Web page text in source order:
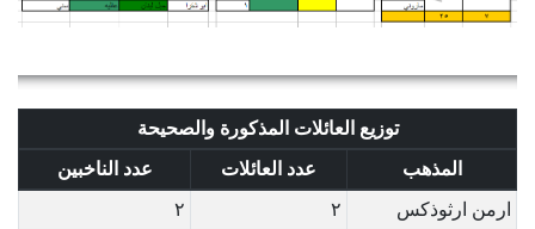
توزيع العائلات المذكورة والصحيحة
المذهب
عدد العائلات
عدد الناخبين
ارمن ارثوذكس
٢
٢